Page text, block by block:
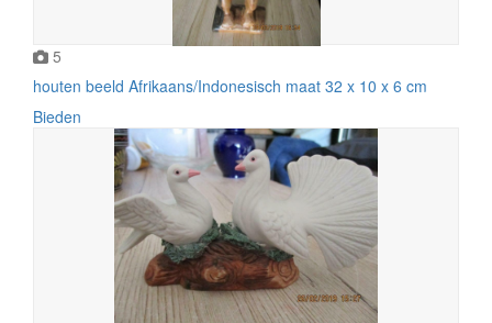
5
houten beeld Afrikaans/Indonesisch maat 32 x 10 x 6 cm
Bieden